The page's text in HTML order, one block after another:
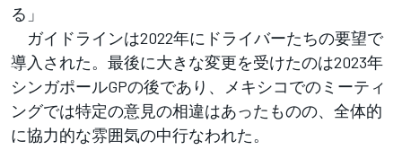
る」
ガイドラインは2022年にドライバーたちの要望で
導入された。最後に大きな変更を受けたのは2023年
シンガポールGPの後であり、メキシコでのミーティ
ングでは特定の意見の相違はあったものの、全体的
に協力的な雰囲気の中行なわれた。